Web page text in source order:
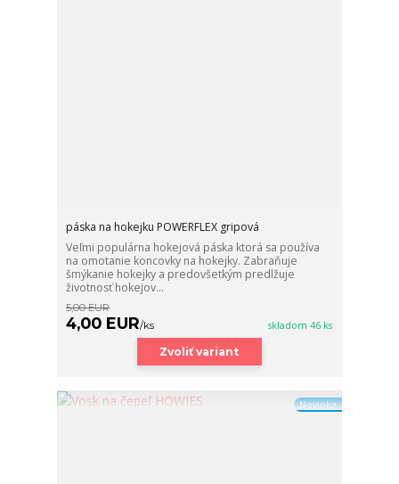
páska na hokejku POWERFLEX gripová
Veľmi populárna hokejová páska ktorá sa používa
na omotanie koncovky na hokejky. Zabraňuje
šmýkanie hokejky a predovšetkým predlžuje
životnosť hokejov...
5,00 EUR
4,00 EUR/ks skladom 46 ks
Zvoliť variant
Novinka